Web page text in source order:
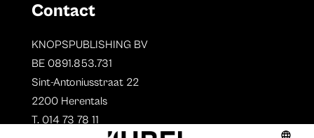
Contact
KNOPSPUBLISHING BV
BE 0891.853.731
Sint-Antoniusstraat 22
2200 Herentals
T. 014 73 78 11